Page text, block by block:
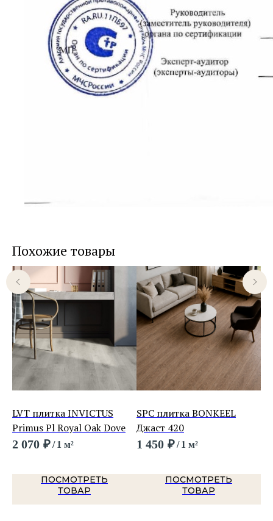
Похожие товары
LVT плитка INVICTUS
Primus Pl Royal Oak Dove
2 070 ₽/ 1 м²
ПОСМОТРЕТЬ
ТОВАР
SPC плитка BONKEEL
Джаст 420
1 450 ₽/ 1 м²
ПОСМОТРЕТЬ
ТОВАР